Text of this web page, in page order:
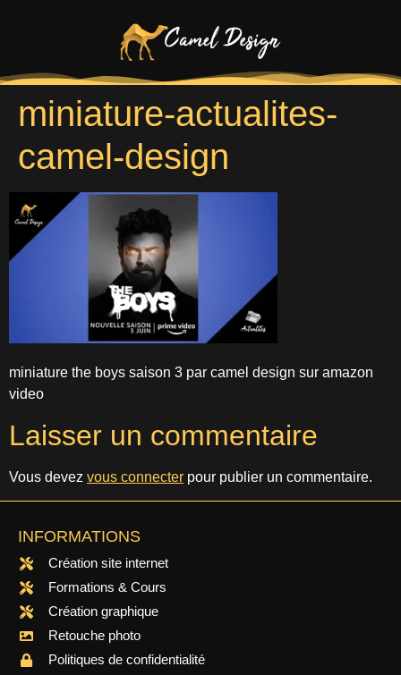
miniature-actualites-
camel-design
miniature the boys saison 3 par camel design sur amazon
video
Laisser un commentaire
Vous devez vous connecter pour publier un commentaire.
INFORMATIONS
Création site internet
Formations & Cours
Création graphique
Retouche photo
Politiques de confidentialité